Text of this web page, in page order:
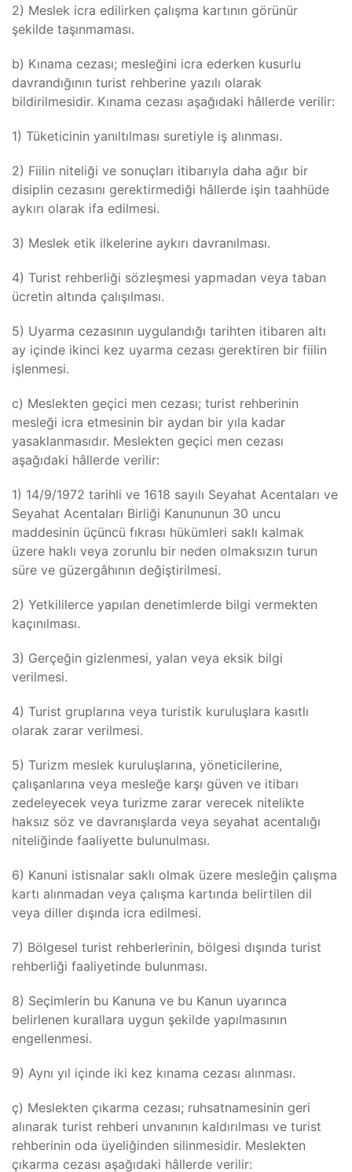
2) Meslek icra edilirken çalışma kartının görünür
şekilde taşınmaması.
b) Kınama cezası; mesleğini icra ederken kusurlu
davrandığının turist rehberine yazılı olarak
bildirilmesidir. Kınama cezası aşağıdaki hâllerde verilir:
1) Tüketicinin yanıltılması suretiyle iş alınması.
2) Fiilin niteliği ve sonuçları itibarıyla daha ağır bir
disiplin cezasını gerektirmediği hâllerde işin taahhüde
aykırı olarak ifa edilmesi.
3) Meslek etik ilkelerine aykırı davranılması.
4) Turist rehberliği sözleşmesi yapmadan veya taban
ücretin altında çalışılması.
5) Uyarma cezasının uygulandığı tarihten itibaren altı
ay içinde ikinci kez uyarma cezası gerektiren bir fiilin
işlenmesi.
c) Meslekten geçici men cezası; turist rehberinin
mesleği icra etmesinin bir aydan bir yıla kadar
yasaklanmasıdır. Meslekten geçici men cezası
aşağıdaki hâllerde verilir:
1) 14/9/1972 tarihli ve 1618 sayılı Seyahat Acentaları ve
Seyahat Acentaları Birliği Kanununun 30 uncu
maddesinin üçüncü fıkrası hükümleri saklı kalmak
üzere haklı veya zorunlu bir neden olmaksızın turun
süre ve güzergâhının değiştirilmesi.
2) Yetkililerce yapılan denetimlerde bilgi vermekten
kaçınılması.
3) Gerçeğin gizlenmesi, yalan veya eksik bilgi
verilmesi.
4) Turist gruplarına veya turistik kuruluşlara kasıtlı
olarak zarar verilmesi.
5) Turizm meslek kuruluşlarına, yöneticilerine,
çalışanlarına veya mesleğe karşı güven ve itibarı
zedeleyecek veya turizme zarar verecek nitelikte
haksız söz ve davranışlarda veya seyahat acentalığı
niteliğinde faaliyette bulunulması.
6) Kanuni istisnalar saklı olmak üzere mesleğin çalışma
kartı alınmadan veya çalışma kartında belirtilen dil
veya diller dışında icra edilmesi.
7) Bölgesel turist rehberlerinin, bölgesi dışında turist
rehberliği faaliyetinde bulunması.
8) Seçimlerin bu Kanuna ve bu Kanun uyarınca
belirlenen kurallara uygun şekilde yapılmasının
engellenmesi.
9) Aynı yıl içinde iki kez kınama cezası alınması.
ç) Meslekten çıkarma cezası; ruhsatnamesinin geri
alınarak turist rehberi unvanının kaldırılması ve turist
rehberinin oda üyeliğinden silinmesidir. Meslekten
çıkarma cezası aşağıdaki hâllerde verilir: